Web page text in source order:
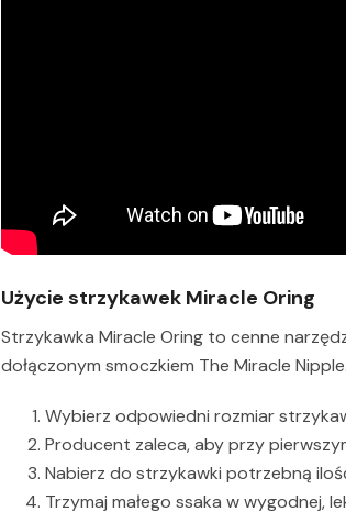
Użycie strzykawek Miracle Oring
Strzykawka Miracle Oring to cenne
dołączonym smoczkiem The Miracle Nipple.
Wybierz odpowiedni rozmiar
Producent zaleca, aby przy
Nabierz do strzykawki potrzebną
Trzymaj małego ssaka w wygodnej,